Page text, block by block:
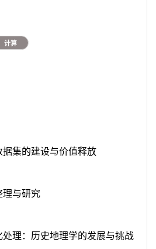
计算
据集的建设与价值释放
理与研究
处理：历史地理学的发展与挑战